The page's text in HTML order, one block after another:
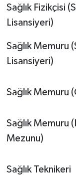
Sağlık Fizikçisi
Lisansiyeri)
Sağlık Memuru
Lisansiyeri)
Sağlık Memuru
Sağlık Memuru
Mezunu)
Sağlık Teknikeri